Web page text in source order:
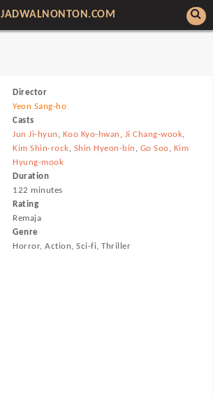
JADWALNONTON.COM
Director
Yeon Sang-ho
Casts
Jun Ji-hyun , Koo Kyo-hwan , Ji Chang-wook,
Kim Shin-rock, Shin Hyeon-bin , Go Soo, Kim
Hyung-mook
Duration
122 minutes
Rating
Remaja
Genre
Horror, Action, Sci-fi, Thriller